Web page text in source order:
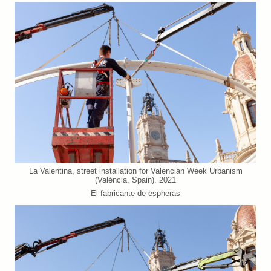
La Valentina, street installation for Valencian Week Urbanism
(València, Spain). 2021
El fabricante de espheras